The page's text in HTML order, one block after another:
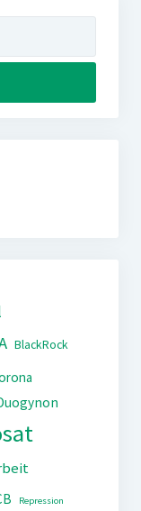
BlackRock
Repression